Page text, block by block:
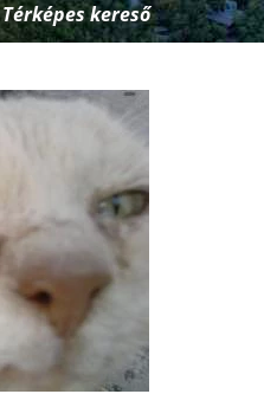
Térképes kereső